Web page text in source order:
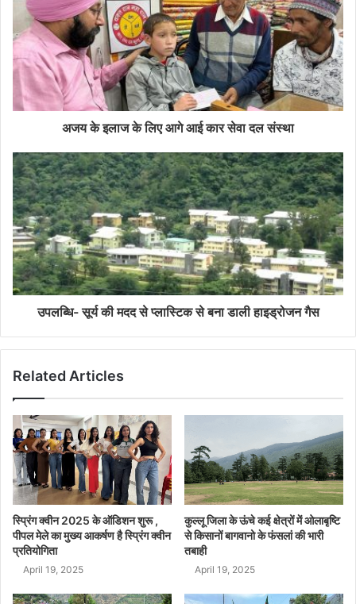
अजय के इलाज के लिए आगे आई कार सेवा दल संस्था
उपलब्धि- सूर्य की मदद से प्लास्टिक से बना डाली हाइड्रोजन गैस
Related Articles
स्प्रिंग क्वीन 2025 के ऑडिशन शुरू ,
पीपल मेले का मुख्य आकर्षण है स्प्रिंग क्वीन
प्रतियोगिता
April 19, 2025
कुल्लू जिला के ऊंचे कई क्षेत्रों में ओलाबृष्टि
से किसानों बागवानो के फंसलां की भारी
तबाही
April 19, 2025